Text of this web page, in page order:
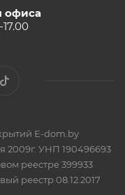
офиса
E-dom.by
УНП 190496693
реестре 399933
реестр 08.12.2017